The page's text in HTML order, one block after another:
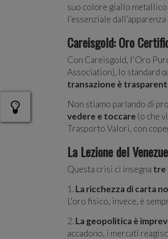
suo colore giallo metallico
l’essenziale dall’apparenza
Careisgold: Oro
Con Careisgold, l'Oro
Association), lo standard
transazione è
Non stiamo parlando di
vedere e toccare (o che
Trasporto Valori, con
La Lezione del
Questa crisi ci insegna tre
1.La ricchezza di carta
L'oro fisico, invece, è
2.La geopolitica è
accadono, i mercati